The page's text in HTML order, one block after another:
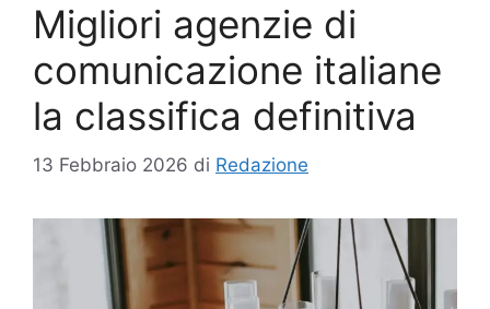
Migliori agenzie di
comunicazione italiane
la classifica definitiva
13 Febbraio 2026 di Redazione